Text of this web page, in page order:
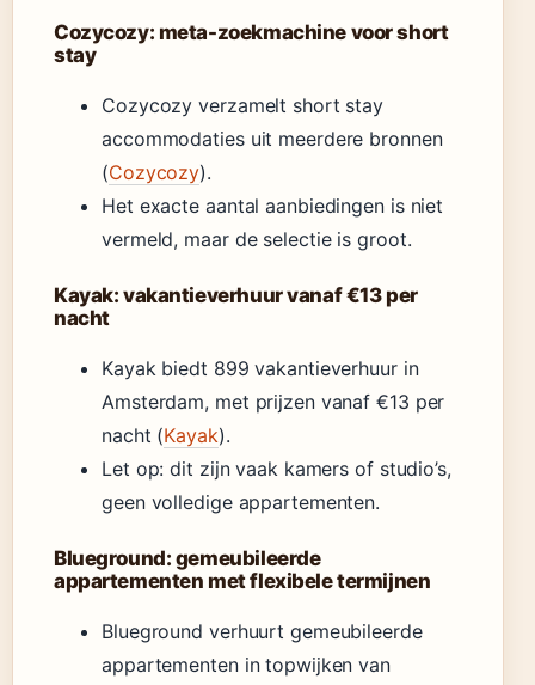
Cozycozy: meta-zoekmachine voor short
stay
Cozycozy verzamelt short stay
accommodaties uit meerdere bronnen
(Cozycozy).
Het exacte aantal aanbiedingen is niet
vermeld, maar de selectie is groot.
Kayak: vakantieverhuur vanaf €13 per
nacht
Kayak biedt 899 vakantieverhuur in
Amsterdam, met prijzen vanaf €13 per
nacht (Kayak).
Let op: dit zijn vaak kamers of studio’s,
geen volledige appartementen.
Blueground: gemeubileerde
appartementen met flexibele termijnen
Blueground verhuurt gemeubileerde
appartementen in topwijken van